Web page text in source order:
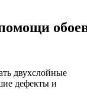
двухслойные
дефекты и